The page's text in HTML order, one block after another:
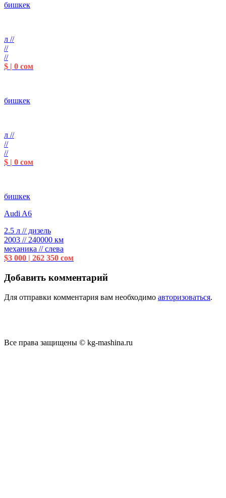
бишкек
л //
//
//
$ | 0 сом
бишкек
л //
//
//
$ | 0 сом
бишкек
Audi A6
2.5 л // дизель
2003 // 240000 км
механика // слева
$3 000 | 262 350 сом
Добавить комментарий
Для отправки комментария вам необходимо авторизоваться.
Все права защищены © kg-mashina.ru